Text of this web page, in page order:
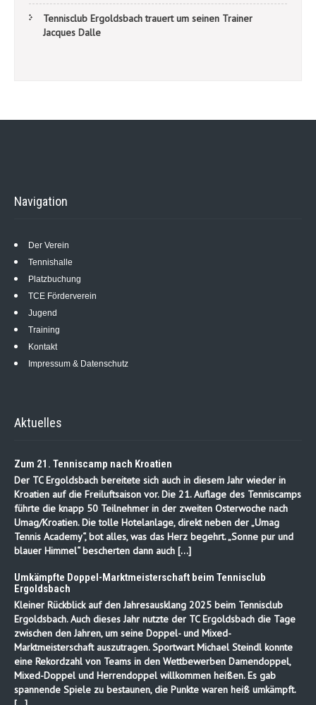
Tennisclub Ergoldsbach trauert um seinen Trainer
Jacques Dalle
Navigation
Der Verein
Tennishalle
Platzbuchung
TCE Förderverein
Jugend
Training
Kontakt
Impressum & Datenschutz
Aktuelles
Zum 21. Tenniscamp nach Kroatien
Der TC Ergoldsbach bereitete sich auch in diesem Jahr wieder in
Kroatien auf die Freiluftsaison vor. Die 21. Auflage des Tenniscamps
führte die knapp 50 Teilnehmer in der zweiten Osterwoche nach
Umag/Kroatien. Die tolle Hotelanlage, direkt neben der „Umag
Tennis Academy“, bot alles, was das Herz begehrt. „Sonne pur und
blauer Himmel“ bescherten dann auch […]
Umkämpfte Doppel-Marktmeisterschaft beim Tennisclub
Ergoldsbach
Kleiner Rückblick auf den Jahresausklang 2025 beim Tennisclub
Ergoldsbach. Auch dieses Jahr nutzte der TC Ergoldsbach die Tage
zwischen den Jahren, um seine Doppel- und Mixed-
Marktmeisterschaft auszutragen. Sportwart Michael Steindl konnte
eine Rekordzahl von Teams in den Wettbewerben Damendoppel,
Mixed-Doppel und Herrendoppel willkommen heißen. Es gab
spannende Spiele zu bestaunen, die Punkte waren heiß umkämpft.